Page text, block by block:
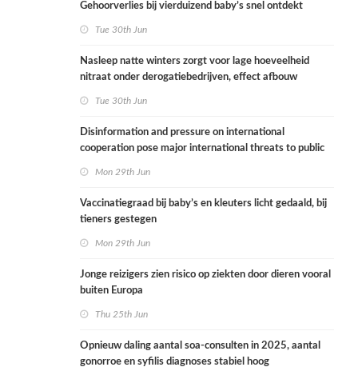
Gehoorverlies bij vierduizend baby’s snel ontdekt
Tue 30th Jun
Nasleep natte winters zorgt voor lage hoeveelheid
nitraat onder derogatiebedrijven, effect afbouw
Tue 30th Jun
Disinformation and pressure on international
cooperation pose major international threats to public
Mon 29th Jun
Vaccinatiegraad bij baby’s en kleuters licht gedaald, bij
tieners gestegen
Mon 29th Jun
Jonge reizigers zien risico op ziekten door dieren vooral
buiten Europa
Thu 25th Jun
Opnieuw daling aantal soa-consulten in 2025, aantal
gonorroe en syfilis diagnoses stabiel hoog